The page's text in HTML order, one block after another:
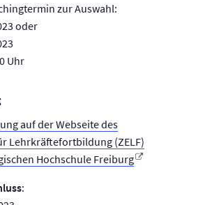
zur Auswahl:
oder
Uhr
auf der Webseite des
Lehrkräftefortbildung (ZELF)
Hochschule Freiburg
: